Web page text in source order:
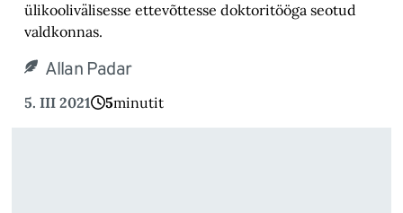
ülikoolivälisesse ettevõttesse doktoritööga seotud
valdkonnas.
Allan Padar
5. III 2021 5minutit